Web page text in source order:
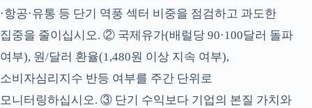
·항공·유통 등 단기 역풍 섹터 비중을 점검하고 과도한
집중을 줄이십시오. ② 국제유가(배럴당 90·100달러 돌파
여부), 원/달러 환율(1,480원 이상 지속 여부),
소비자심리지수 반등 여부를 주간 단위로
모니터링하십시오. ③ 단기 수익보다 기업의 본질 가치와